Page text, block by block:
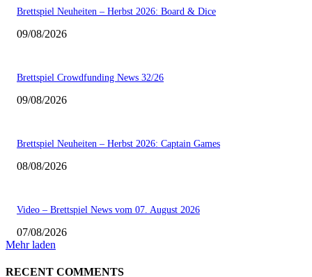
Brettspiel Neuheiten – Herbst 2026: Board & Dice
09/08/2026
Brettspiel Crowdfunding News 32/26
09/08/2026
Brettspiel Neuheiten – Herbst 2026: Captain Games
08/08/2026
Video – Brettspiel News vom 07. August 2026
07/08/2026
Mehr laden
RECENT COMMENTS